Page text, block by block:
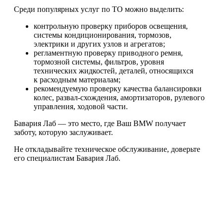
Среди популярных услуг по ТО можно выделить:
контрольную проверку приборов освещения,
системы кондиционирования, тормозов,
электрики и других узлов и агрегатов;
регламентную проверку приводного ремня,
тормозной системы, фильтров, уровня
технических жидкостей, деталей, относящихся
к расходным материалам;
рекомендуемую проверку качества балансировки
колес, развал-схождения, амортизаторов, рулевого
управления, ходовой части.
Бавария Лаб — это место, где Ваш BMW получает
заботу, которую заслуживает.
Не откладывайте техническое обслуживание, доверьте
его специалистам Бавария Лаб.